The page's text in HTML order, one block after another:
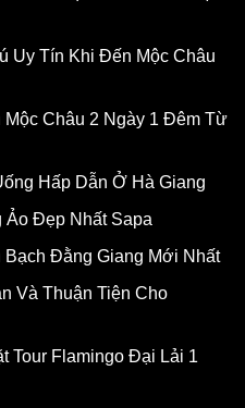
Uy Tín Khi Đến Mộc Châu
Châu 2 Ngày 1 Đêm Từ
Hấp Dẫn Ở Hà Giang
Ảo Đẹp Nhất Sapa
Bạch Đằng Giang Mới Nhất
Và Thuận Tiện Cho
Tour Flamingo Đại Lải 1